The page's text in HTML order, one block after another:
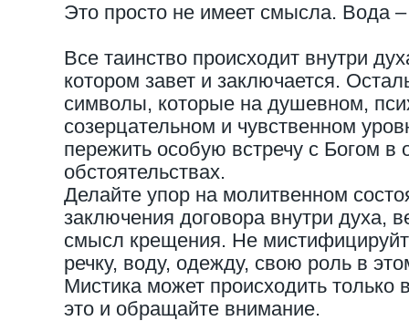
Это просто не имеет смысла. Вода –
Все таинство происходит внутри
котором завет и заключается.
символы, которые на душевном,
созерцательном и чувственном
пережить особую встречу с Богом в
обстоятельствах.
Делайте упор на молитвенном
заключения договора внутри духа,
смысл крещения. Не
речку, воду, одежду, свою роль в
Мистика может происходить только
это и обращайте внимание.